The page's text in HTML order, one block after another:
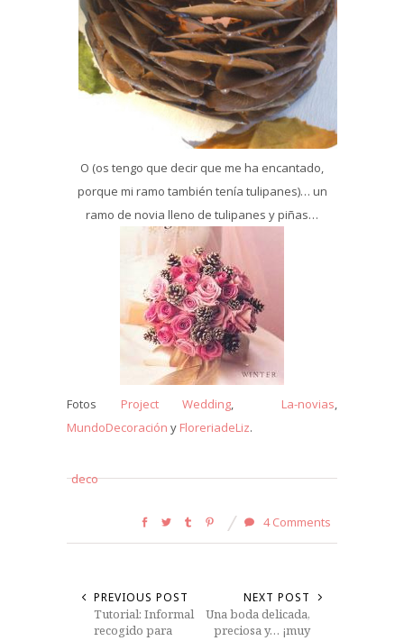
O (os tengo que decir que me ha encantado,
porque mi ramo también tenía tulipanes)… un
ramo de novia lleno de tulipanes y piñas…
Fotos Project Wedding, La-novias,
MundoDecoración y FloreriadeLiz.
deco
4 Comments
PREVIOUS POST
Tutorial: Informal
recogido para
NEXT POST
Una boda delicada,
preciosa y… ¡muy